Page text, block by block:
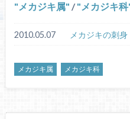
メカジキ属 / メカジキ科
2010.05.07 メカジキの刺身
メカジキ属 メカジキ科